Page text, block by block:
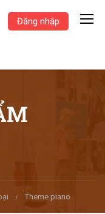
Đăng nhập
Theme piano